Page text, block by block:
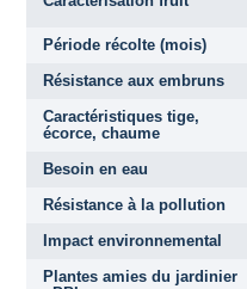
Période récolte (mois)
Résistance aux embruns
Caractéristiques tige,
écorce, chaume
Besoin en eau
Résistance à la pollution
Impact environnemental
Plantes amies du jardinier